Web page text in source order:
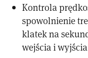
Kontrola
spowolnienie
klatek na
wejścia i